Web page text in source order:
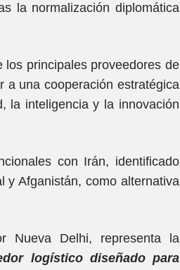
la normalización diplomática
principales proveedores de
a una cooperación estratégica
la inteligencia y la innovación
con Irán, identificado
y Afganistán, como alternativa
Nueva Delhi, representa la
logístico diseñado para